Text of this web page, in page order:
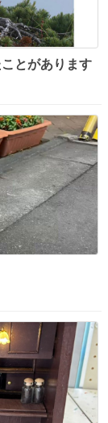
とがあります